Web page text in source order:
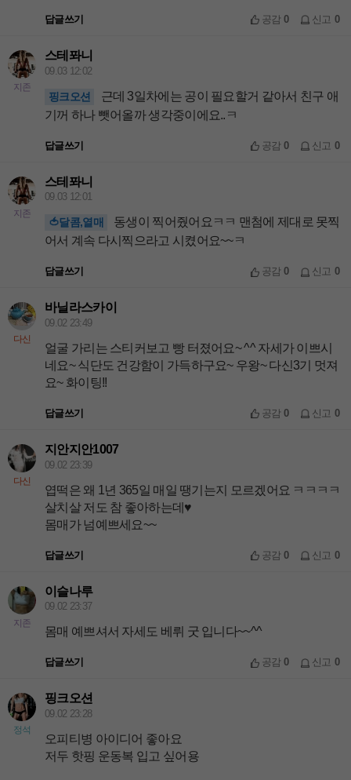
답글쓰기 공감0 신고 0
지존
스테퐈니
09.03 12:02
핑크오션
근데 3일차에는 공이 필요할거 같아서 친구 애
기꺼 하나 뺏어올까 생각중이에요..ㅋ
답글쓰기 공감0 신고 0
지존
스테퐈니
09.03 12:01
🍅달콤,열매
동생이 찍어줬어요ㅋㅋ 맨첨에 제대로 못찍
어서 계속 다시찍으라고 시켰어요~~ㅋ
답글쓰기 공감0 신고 0
다신
바닐라스카이
09.02 23:49
얼굴 가리는 스티커보고 빵 터졌어요~ ^^ 자세가 이쁘시
네요~ 식단도 건강함이 가득하구요~ 우왕~ 다신3기 멋져
요~ 화이팅!!
답글쓰기 공감0 신고 0
다신
지안지안1007
09.02 23:39
엽떡은 왜 1년 365일 매일 땡기는지 모르겠어요 ㅋㅋㅋㅋ
살치살 저도 참 좋아하는데♥
몸매가 넘예쁘세요~~
답글쓰기 공감0 신고 0
지존
이슬나루
09.02 23:37
몸매 예쁘셔서 자세도 베뤼 굿 입니다~~^^
답글쓰기 공감0 신고 0
정석
핑크오션
09.02 23:28
오피티병 아이디어 좋아요
저두 핫핑 운동복 입고 싶어용